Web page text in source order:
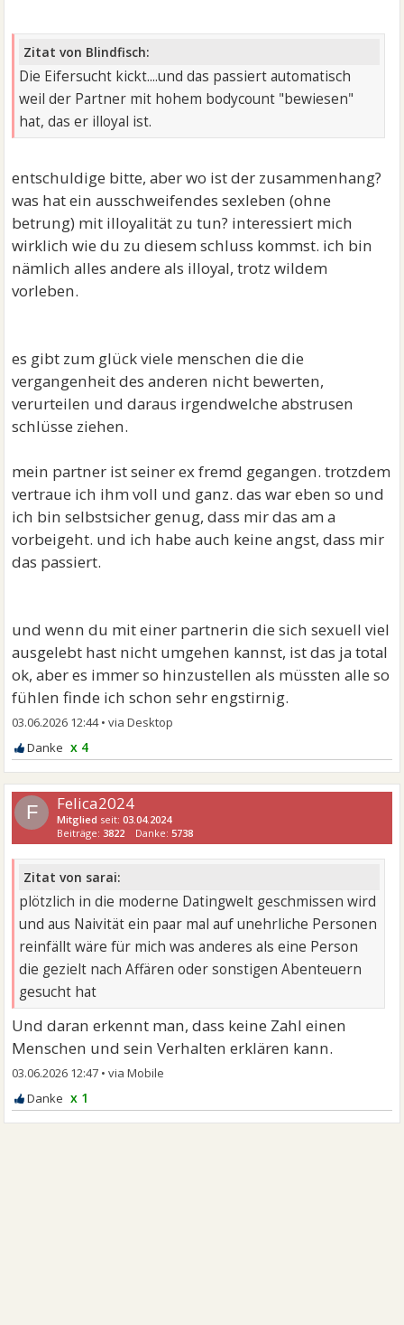
Zitat von Blindfisch:
Die Eifersucht kickt....und das passiert automatisch
weil der Partner mit hohem bodycount "bewiesen"
hat, das er illoyal ist.
entschuldige bitte, aber wo ist der zusammenhang?
was hat ein ausschweifendes sexleben (ohne
betrung) mit illoyalität zu tun? interessiert mich
wirklich wie du zu diesem schluss kommst. ich bin
nämlich alles andere als illoyal, trotz wildem
vorleben.
es gibt zum glück viele menschen die die
vergangenheit des anderen nicht bewerten,
verurteilen und daraus irgendwelche abstrusen
schlüsse ziehen.
mein partner ist seiner ex fremd gegangen. trotzdem
vertraue ich ihm voll und ganz. das war eben so und
ich bin selbstsicher genug, dass mir das am a
vorbeigeht. und ich habe auch keine angst, dass mir
das passiert.
und wenn du mit einer partnerin die sich sexuell viel
ausgelebt hast nicht umgehen kannst, ist das ja total
ok, aber es immer so hinzustellen als müssten alle so
fühlen finde ich schon sehr engstirnig.
03.06.2026 12:44•
x 4
F Felica2024
Mitglied seit:03.04.2024
Beiträge: 3822 Danke: 5738
Zitat von sarai:
plötzlich in die moderne Datingwelt geschmissen wird
und aus Naivität ein paar mal auf unehrliche Personen
reinfällt wäre für mich was anderes als eine Person
die gezielt nach Affären oder sonstigen Abenteuern
gesucht hat
Und daran erkennt man, dass keine Zahl einen
Menschen und sein Verhalten erklären kann.
03.06.2026 12:47 •
x 1